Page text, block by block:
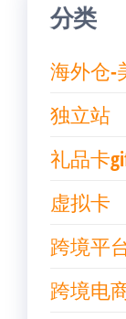
分类
海外仓-
独立站
礼品卡
虚拟卡
跨境平
跨境电